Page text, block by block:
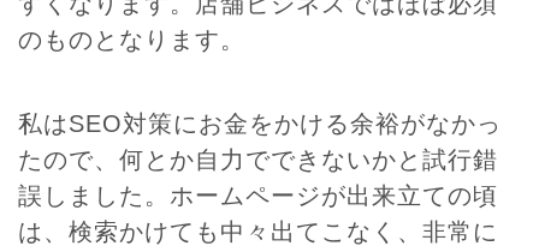
のものとなります。
私はSEO対策にお金をかける余裕がなかっ
たので、何とか自力でできないかと試行錯
誤しました。ホームページが出来立ての頃
は、検索かけても中々出てこなく、非常に